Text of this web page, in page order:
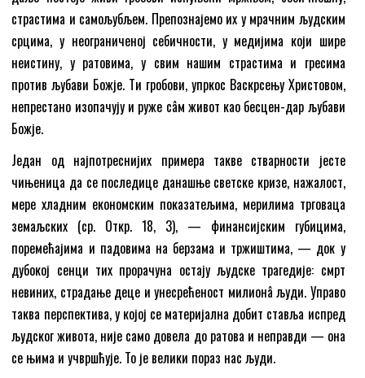
страстима и самољубљем. Препознајемо их у мрачним људским
срцима, у неограниченој себичности, у медијима који шире
неистину, у ратовима, у свим нашим страстима и гресима
против љубави Божје. Ти гробови, упркос Васкрсењу Христовом,
непрестано изопачују и руже сâм живот као бесцен-дар љубави
Божје.
Један од најпотреснијих примера такве стварности јесте
чињеница да се последице данашње светске кризе, нажалост,
мере хладним економским показатељима, мерилима трговаца
земаљских (ср. Откр. 18, 3), — финансијским губицима,
поремећајима и падовима на берзама и тржиштима, — док у
дубокој сенци тих прорачуна остају људске трагедије: смрт
невиних, страдање деце и унесрећеност милионâ људи. Управо
таква перспектива, у којој се материјална добит ставља испред
људског живота, није само довела до ратова и неправди — она
се њима и учвршћује. То је велики пораз нас људи.